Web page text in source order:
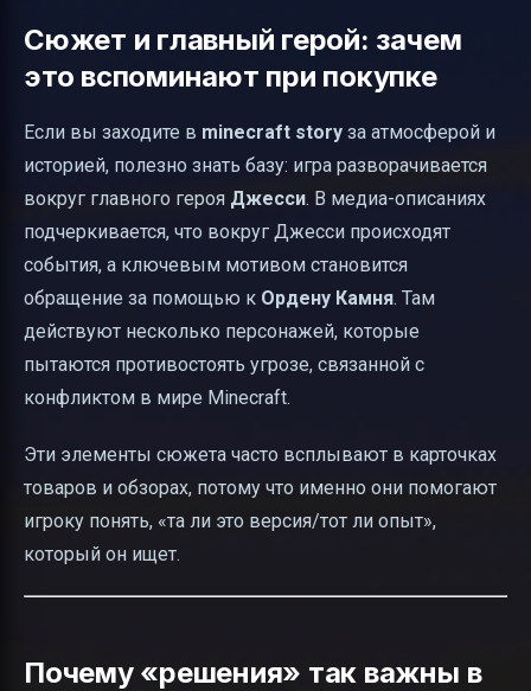
Сюжет и главный герой: зачем
это вспоминают при покупке
Если вы заходите в minecraft story за атмосферой и
историей, полезно знать базу: игра разворачивается
вокруг главного героя Джесси. В медиа-описаниях
подчеркивается, что вокруг Джесси происходят
события, а ключевым мотивом становится
обращение за помощью к Ордену Камня. Там
действуют несколько персонажей, которые
пытаются противостоять угрозе, связанной с
конфликтом в мире Minecraft.
Эти элементы сюжета часто всплывают в карточках
товаров и обзорах, потому что именно они помогают
игроку понять, «та ли это версия/тот ли опыт»,
который он ищет.
Почему «решения» так важны в